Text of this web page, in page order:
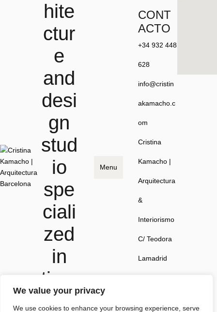
We value your privacy
We use cookies to enhance your browsing experience, serve
hite
ctur
e
and
desi
gn
stud
io
spe
ciali
zed
in
time
less
Menu
CONT
ACTO
+34 932 448
628
info@cristin
akamacho.c
om
Cristina
Kamacho |
Arquitectura
&
Interiorismo
C/ Teodora
Lamadrid